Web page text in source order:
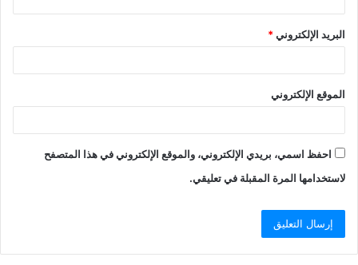
البريد الإلكتروني*
الموقع الإلكتروني
احفظ اسمي، بريدي الإلكتروني، والموقع الإلكتروني في هذا المتصفح
لاستخدامها المرة المقبلة في تعليقي.